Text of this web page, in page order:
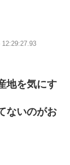
12:29:27.93
地を気にす
ないのがお